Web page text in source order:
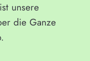
unsere
die Ganze